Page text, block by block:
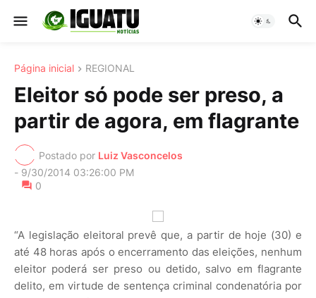
Página inicial REGIONAL
Eleitor só pode ser preso, a
partir de agora, em flagrante
Postado por Luiz Vasconcelos
- 9/30/2014 03:26:00 PM
0
“A legislação eleitoral prevê que, a partir de hoje (30) e
até 48 horas após o encerramento das eleições, nenhum
eleitor poderá ser preso ou detido, salvo em flagrante
delito, em virtude de sentença criminal condenatória por